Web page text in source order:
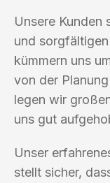
Unsere Kunden
und
kümmern uns
von der
legen wir
uns gut
Unser
stellt sicher,